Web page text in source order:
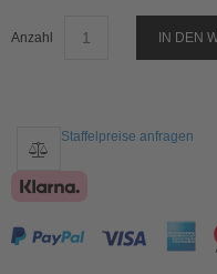
Anzahl IN DEN
Staffelpreise anfragen